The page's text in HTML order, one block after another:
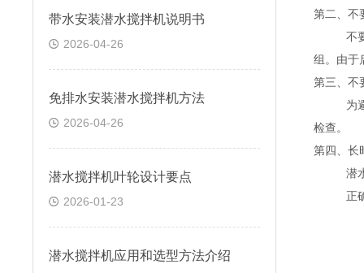
带水安装潜水搅拌机说明书
2026-04-26
免排水安装潜水搅拌机方法
2026-04-26
潜水搅拌机叶轮设计要点
2026-01-23
潜水搅拌机应用和选型方法介绍
第二、不
不要频
组。由于
第三、不
为避免
检查。
第四、长
潜水搅
正确